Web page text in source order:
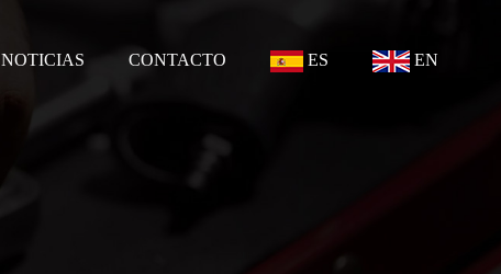
NOTICIAS CONTACTO ES EN